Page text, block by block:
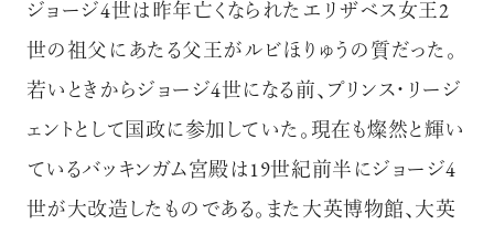
ジョージ4世は昨年亡くなられたエリザベス女王2
世の祖父にあたる父王がルビほりゅうの質だった。
若いときからジョージ4世になる前、プリンス・リージ
ェントとして国政に参加していた。現在も燦然と輝い
ているバッキンガム宮殿は19世紀前半にジョージ4
世が大改造したものである。また大英博物館、大英